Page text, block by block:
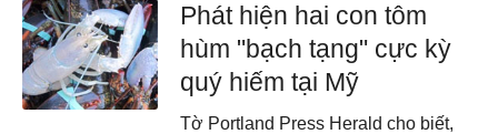
Phát hiện hai con tôm
hùm "bạch tạng" cực kỳ
quý hiếm tại Mỹ
Tờ Portland Press Herald cho biết,